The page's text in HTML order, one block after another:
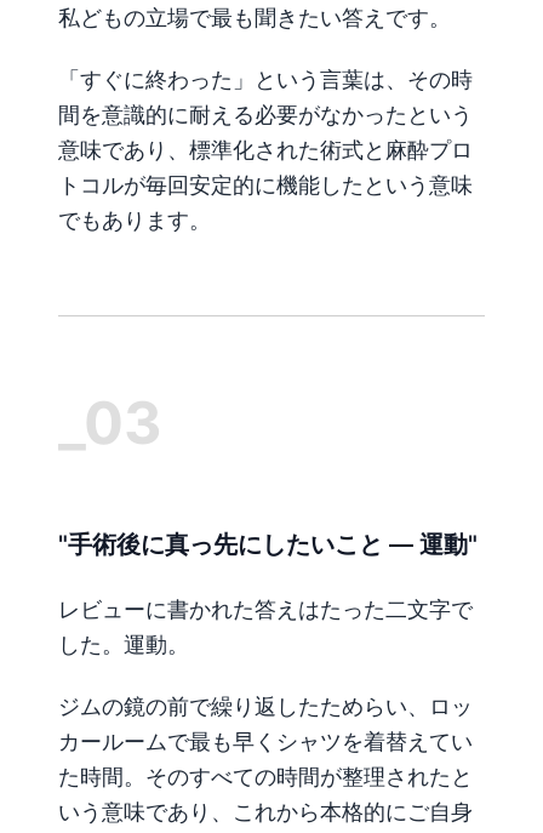
私どもの立場で最も聞きたい答えです。
「すぐに終わった」という言葉は、その時
間を意識的に耐える必要がなかったという
意味であり、標準化された術式と麻酔プロ
トコルが毎回安定的に機能したという意味
でもあります。
_03
"手術後に真っ先にしたいこと — 運動"
レビューに書かれた答えはたった二文字で
した。運動。
ジムの鏡の前で繰り返したためらい、ロッ
カールームで最も早くシャツを着替えてい
た時間。そのすべての時間が整理されたと
いう意味であり、これから本格的にご自身